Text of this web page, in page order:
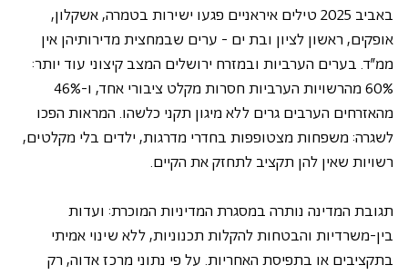
באביב 2025 טילים איראניים פגעו ישירות בטמרה, אשקלון,
אופקים, ראשון לציון ובת ים - ערים שבמחצית מדירותיהן אין
ממ"ד. בערים הערביות ובמזרח ירושלים המצב קיצוני עוד יותר:
מהאזרחים הערבים גרים ללא מיגון תקני כלשהו. המראות הפכו
לשגרה: משפחות מצטופפות בחדרי מדרגות, ילדים בלי מקלטים,
רשויות שאין להן תקציב לתחזק את הקיים.
תגובת המדינה נותרה במסגרת המדיניות המוכרת: ועדות
בין-משרדיות והבטחות להקלות תכנוניות, ללא שינוי אמיתי
בתקציבים או בתפיסת האחריות. על פי נתוני מרכז אדוה, רק